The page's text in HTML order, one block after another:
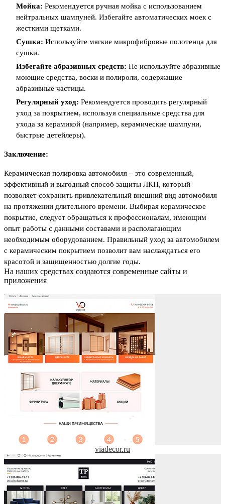
Мойка: Рекомендуется ручная мойка с использованием
нейтральных шампуней. Избегайте автоматических моек с
жесткими щетками.
Сушка: Используйте мягкие микрофибровые полотенца для
сушки.
Избегайте абразивных средств: Не используйте абразивные
моющие средства, воски и полироли, содержащие
абразивные частицы.
Регулярный уход: Рекомендуется проводить регулярный
уход за покрытием, используя специальные средства для
ухода за керамикой (например, керамические шампуни,
быстрые детейлеры).
Заключение:
Керамическая полировка автомобиля – это современный,
эффективный и выгодный способ защиты ЛКП, который
позволяет сохранить привлекательный внешний вид автомобиля
на протяжении длительного времени. Выбирая керамическое
покрытие, следует обращаться к профессионалам, имеющим
опыт работы с данными составами и располагающим
необходимым оборудованием. Правильный уход за автомобилем
с керамическим покрытием позволит вам наслаждаться его
красотой и защищенностью долгие годы.
На наших средствах создаются современные сайты и
приложения
viadecor.ru